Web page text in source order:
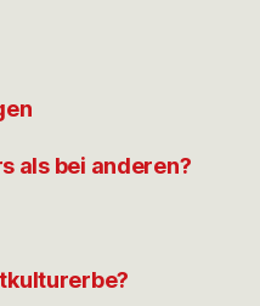
als bei anderen?